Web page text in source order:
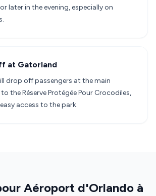
later in the evening, especially on
at Gatorland
drop off passengers at the main
the Réserve Protégée Pour Crocodiles,
access to the park.
Aéroport d'Orlando à